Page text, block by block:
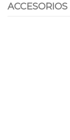
ACCESORIOS